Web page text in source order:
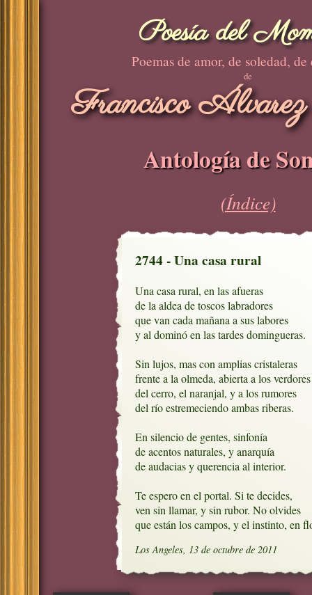
Poesía del
Poemas de amor, de soledad, de
de
Francisco
Antología de
(Índice)
2744 - Una casa rural
Una casa rural, en las afueras
de la aldea de toscos labradores
que van cada mañana a sus labores
y al dominó en las tardes domingueras.
Sin lujos, mas con amplias cristaleras
frente a la olmeda, abierta a los verdores
del cerro, el naranjal, y a los rumores
del río estremeciendo ambas riberas.
En silencio de gentes, sinfonía
de acentos naturales, y anarquía
de audacias y querencia al interior.
Te espero en el portal. Si te decides,
ven sin llamar, y sin rubor. No olvides
que están los campos, y el instinto, en
Los Angeles, 13 de octubre de 2011